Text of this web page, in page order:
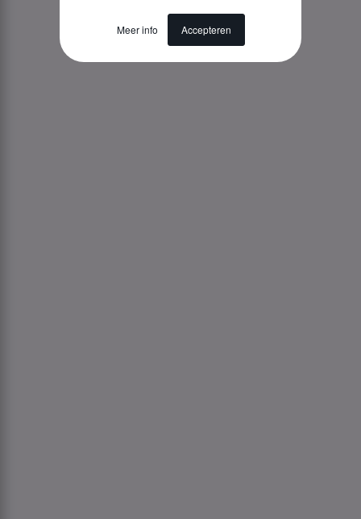
Meer info Accepteren